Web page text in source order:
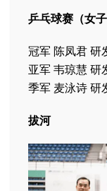
乒乓球赛（女子
冠军 陈凤君 研
亚军 韦琼慧 研
季军 麦泳诗 研
拔河